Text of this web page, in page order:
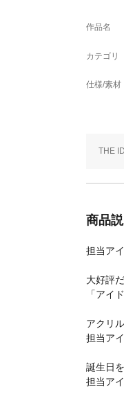
作品名
カテゴリ
仕様/素材
THE
商品
担当ア
大好評
「アイ
アクリ
担当ア
誕生日
担当ア